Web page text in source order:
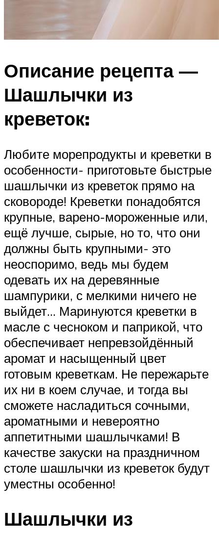
Описание рецепта —
Шашлычки из
креветок:
Любите морепродукты и креветки в
особенности- приготовьте быстрые
шашлычки из креветок прямо на
сковороде! Креветки понадобятся
крупные, варено-мороженные или,
ещё лучше, сырые, но то, что они
должны быть крупными- это
неоспоримо, ведь мы будем
одевать их на деревянные
шампурики, с мелкими ничего не
выйдет… Маринуются креветки в
масле с чесноком и паприкой, что
обеспечивает непревзойдённый
аромат и насыщенный цвет
готовым креветкам. Не пережарьте
их ни в коем случае, и тогда вы
сможете насладиться сочными,
ароматными и невероятно
аппетитными шашлычками! В
качестве закуски на праздничном
столе шашлычки из креветок будут
уместны особенно!
Шашлычки из